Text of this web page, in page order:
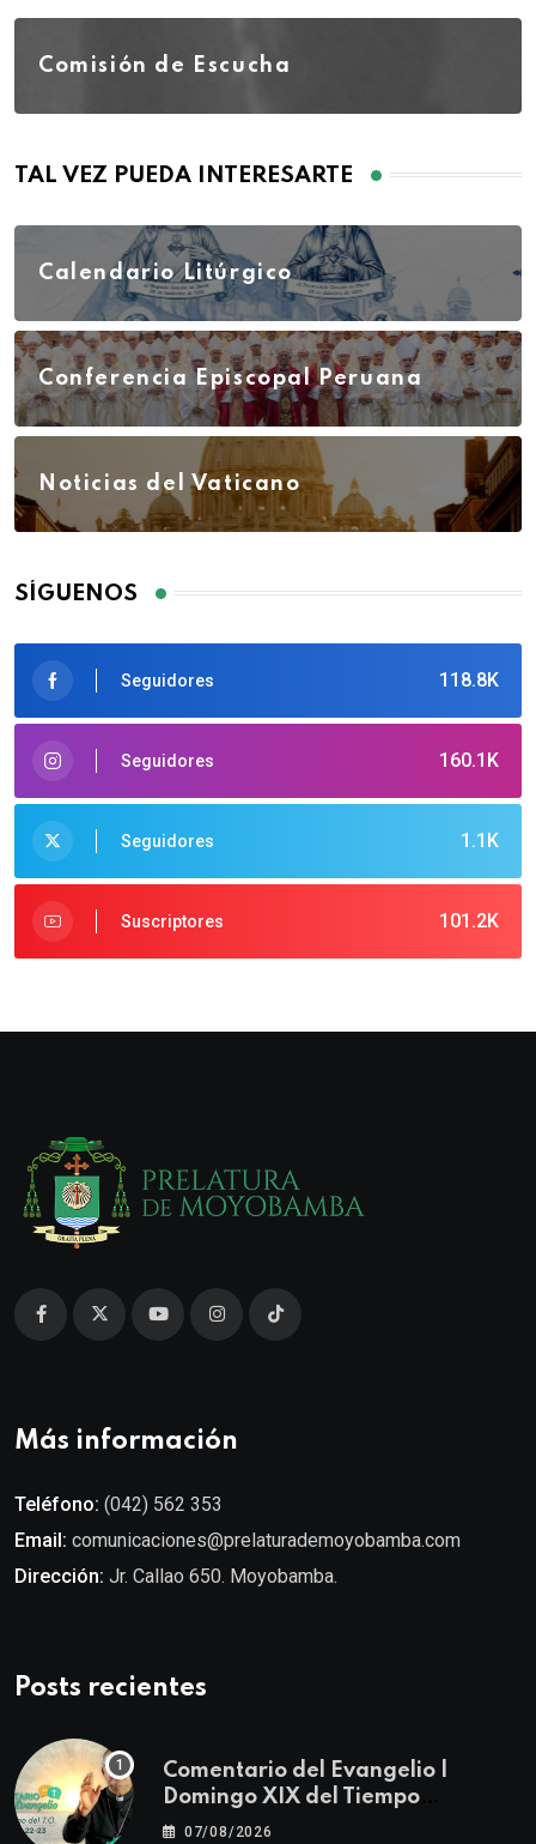
Comisión de Escucha
TAL VEZ PUEDA INTERESARTE
Calendario Litúrgico
Conferencia Episcopal Peruana
Noticias del Vaticano
SÍGUENOS
118.8K
Seguidores
160.1K
Seguidores
1.1K
Seguidores
101.2K
Suscriptores
Más información
Teléfono: (042) 562 353
Email: comunicaciones@prelaturademoyobamba.com
Dirección: Jr. Callao 650. Moyobamba.
Posts recientes
Comentario del Evangelio |
Domingo XIX del Tiempo
Ordinario | Mateo 14, 22-23
07/08/2026